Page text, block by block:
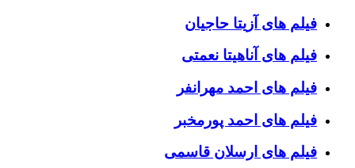
فیلم های آزیتا حاجیان
فیلم های آناهیتا نعمتی
فیلم های احمد مهرانفر
فیلم های احمد پورمخبر
فیلم های ارسلان قاسمی